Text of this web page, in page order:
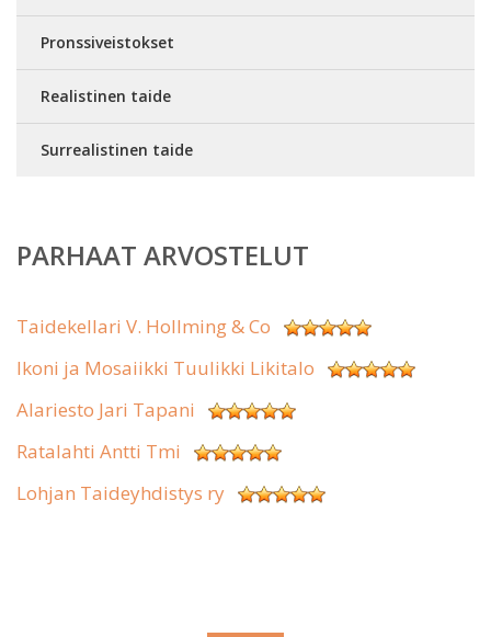
Pronssiveistokset
Realistinen taide
Surrealistinen taide
PARHAAT ARVOSTELUT
Taidekellari V. Hollming & Co
Ikoni ja Mosaiikki Tuulikki Likitalo
Alariesto Jari Tapani
Ratalahti Antti Tmi
Lohjan Taideyhdistys ry